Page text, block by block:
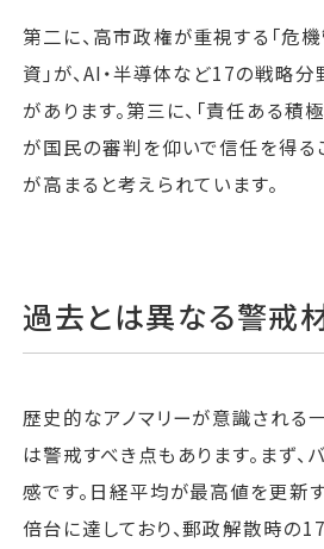
第二に、高市政権が重視する「危
資」が、AI・半導体など17の戦略
があります。第三に、「責任ある積
が国民の審判を仰いで信任を得る
が高まると考えられています。
過去とは異なる警戒
歴史的なアノマリーが意識される
は警戒すべき点もあります。まず、
感です。日経平均が最高値を更新
倍台に達しており、郵政解散時の